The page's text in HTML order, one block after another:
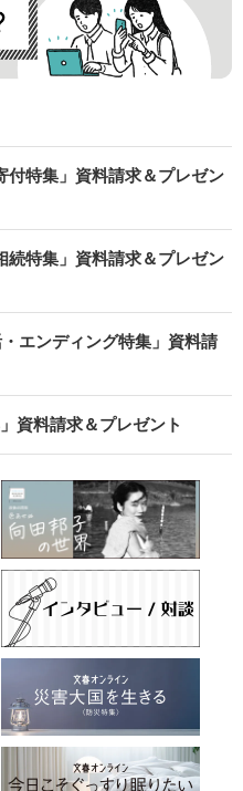
特集」資料請求＆プレゼン
続特集」資料請求＆プレゼン
エンディング特集」資料請
資料請求＆プレゼント